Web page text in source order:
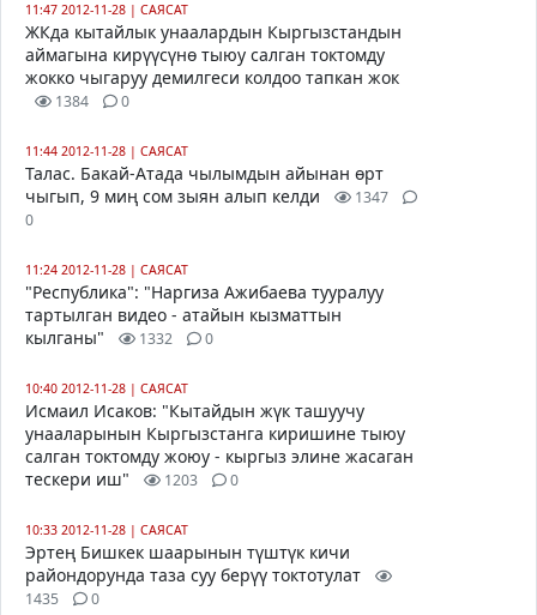
11:47 2012-11-28 | САЯСАТ
ЖКда кытайлык унаалардын Кыргызстандын
аймагына кирүүсүнө тыюу салган токтомду
жокко чыгаруу демилгеси колдоо тапкан жок
1384 0
11:44 2012-11-28 | САЯСАТ
Талас. Бакай-Атада чылымдын айынан өрт
чыгып, 9 миң сом зыян алып келди
1347
0
11:24 2012-11-28 | САЯСАТ
"Республика": "Наргиза Ажибаева тууралуу
тартылган видео - атайын кызматтын
кылганы"
1332 0
10:40 2012-11-28 | САЯСАТ
Исмаил Исаков: "Кытайдын жүк ташуучу
унааларынын Кыргызстанга киришине тыюу
салган токтомду жоюу - кыргыз элине жасаган
тескери иш"
1203 0
10:33 2012-11-28 | САЯСАТ
Эртең Бишкек шаарынын түштүк кичи
райондорунда таза суу берүү токтотулат
1435 0